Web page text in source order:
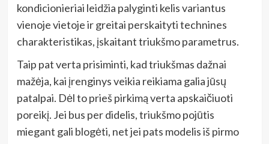
kondicionieriai leidžia palyginti kelis variantus
vienoje vietoje ir greitai perskaityti technines
charakteristikas, įskaitant triukšmo parametrus.
Taip pat verta prisiminti, kad triukšmas dažnai
mažėja, kai įrenginys veikia reikiama galia jūsų
patalpai. Dėl to prieš pirkimą verta apskaičiuoti
poreikį. Jei bus per didelis, triukšmo pojūtis
miegant gali blogėti, net jei pats modelis iš pirmo